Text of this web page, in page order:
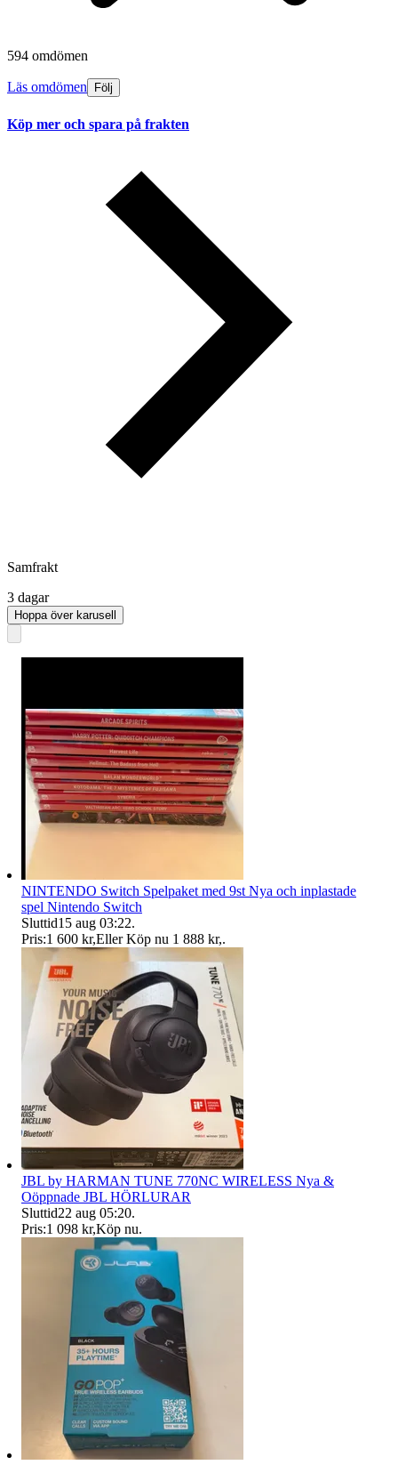
594 omdömen
Läs omdömen Följ
Köp mer och spara på frakten
Samfrakt
3 dagar
Hoppa över karusell
NINTENDO Switch Spelpaket med 9st Nya och inplastade
spel Nintendo Switch
Sluttid15 aug 03:22.
Pris:1 600 kr,Eller Köp nu 1 888 kr,.
JBL by HARMAN TUNE 770NC WIRELESS Nya &
Oöppnade JBL HÖRLURAR
Sluttid22 aug 05:20.
Pris:1 098 kr,Köp nu.